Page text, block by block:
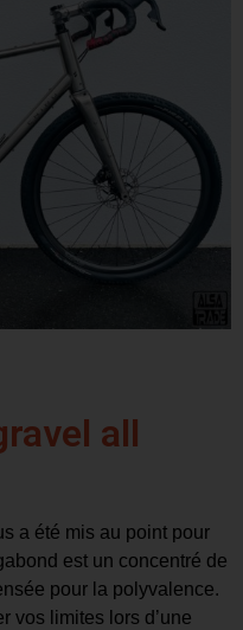
all
a été mis au point pour
est un concentré de
pour la polyvalence.
vos limites lors d’une